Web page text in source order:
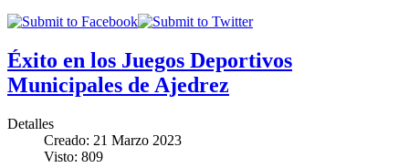
Éxito en los Juegos Deportivos
Municipales de Ajedrez
Detalles
Creado: 21 Marzo 2023
Visto: 809